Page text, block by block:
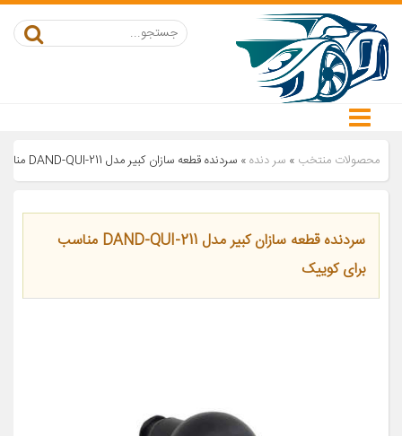
محصولات منتخب » سر دنده» سردنده قطعه سازان کبیر مدل DAND-QUI-211 مناسب برای کوییک
سردنده قطعه سازان کبیر مدل DAND-QUI-211 مناسب
برای کوییک